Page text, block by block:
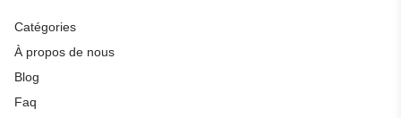
Catégories
À propos de nous
Blog
Faq